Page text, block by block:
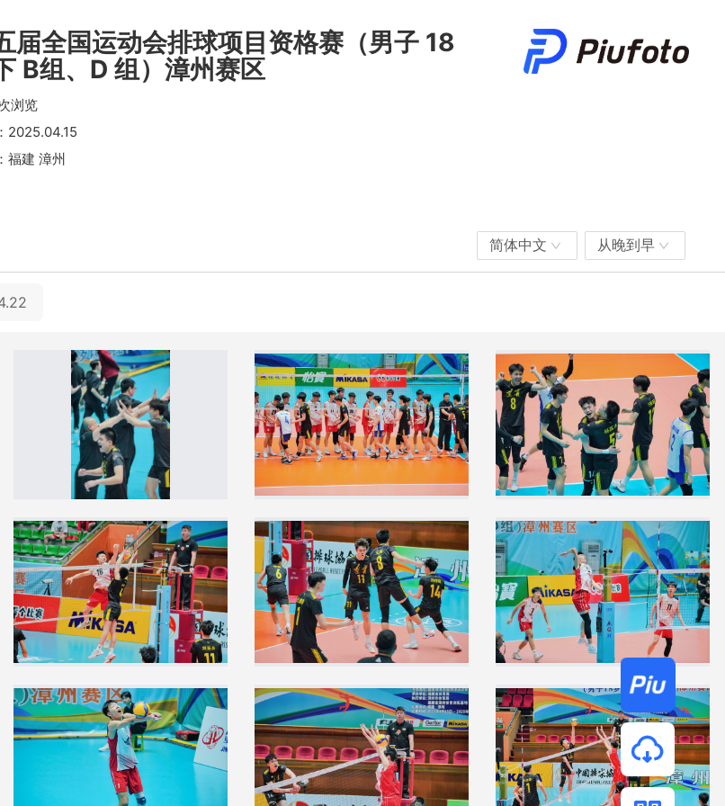
届全国运动会排球项目资格赛（男子 18
B组、D 组）漳州赛区
浏览
2025.04.15
福建 漳州
简体中文 从晚到早